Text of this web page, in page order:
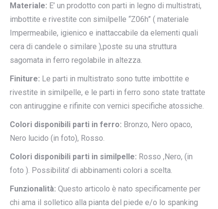
Materiale: E’ un prodotto con parti in legno di multistrati,
imbottite e rivestite con similpelle “Z06h” ( materiale
Impermeabile, igienico e inattaccabile da elementi quali
cera di candele o similare ),poste su una struttura
sagomata in ferro regolabile in altezza.
Finiture: Le parti in multistrato sono tutte imbottite e
rivestite in similpelle, e le parti in ferro sono state trattate
con antiruggine e rifinite con vernici specifiche atossiche.
Colori disponibili parti in ferro: Bronzo, Nero opaco,
Nero lucido (in foto), Rosso.
Colori disponibili parti in similpelle: Rosso ,Nero, (in
foto ). Possibilita’ di abbinamenti colori a scelta.
Funzionalità: Questo articolo è nato specificamente per
chi ama il solletico alla pianta del piede e/o lo spanking